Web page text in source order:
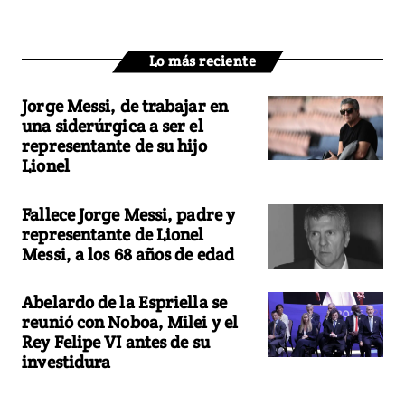
Lo más reciente
Jorge Messi, de trabajar en
una siderúrgica a ser el
representante de su hijo
Lionel
Fallece Jorge Messi, padre y
representante de Lionel
Messi, a los 68 años de edad
Abelardo de la Espriella se
reunió con Noboa, Milei y el
Rey Felipe VI antes de su
investidura